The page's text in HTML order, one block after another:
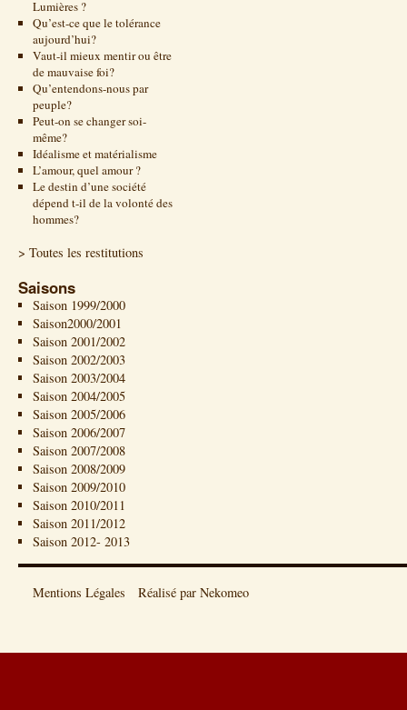
Lumières ?
Qu’est-ce que le tolérance
aujourd’hui?
Vaut-il mieux mentir ou être
de mauvaise foi?
Qu’entendons-nous par
peuple?
Peut-on se changer soi-
même?
Idéalisme et matérialisme
L’amour, quel amour ?
Le destin d’une société
dépend t-il de la volonté des
hommes?
> Toutes les restitutions
Saisons
Saison 1999/2000
Saison2000/2001
Saison 2001/2002
Saison 2002/2003
Saison 2003/2004
Saison 2004/2005
Saison 2005/2006
Saison 2006/2007
Saison 2007/2008
Saison 2008/2009
Saison 2009/2010
Saison 2010/2011
Saison 2011/2012
Saison 2012- 2013
Mentions Légales Réalisé par Nekomeo